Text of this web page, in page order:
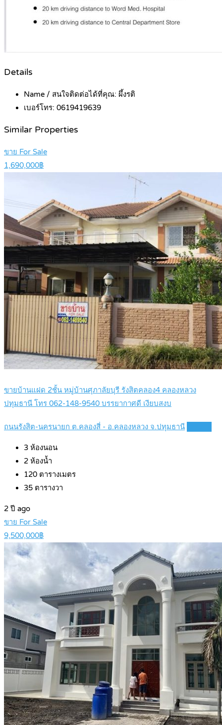
Details
Name / สนใจติดต่อได้ที่คุณ: ผึ้งรติ
เบอร์โทร: 0619419639
Similar Properties
ขาย For Sale
1,690,000฿
ขายบ้านแฝด 2ชั้น หมู่บ้านศุภาลัยบุรี รังสิตคลอง4 คลองหลวง
ปทุมธานี โทร 062-148-9540 บรรยากาศดี เงียบสงบ
ถนนรังสิต-นครนายก ต.คลองสี่ - อ.คลองหลวง จ.ปทุมธานี
3 ห้องนอน
2 ห้องน้ำ
120 ตารางเมตร
35 ตารางวา
2 ปี ago
ขาย For Sale
9,500,000฿